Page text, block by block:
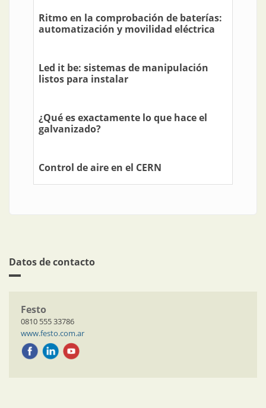
Ritmo en la comprobación de baterías:
automatización y movilidad eléctrica
Led it be: sistemas de manipulación
listos para instalar
¿Qué es exactamente lo que hace el
galvanizado?
Control de aire en el CERN
Datos de contacto
Festo
0810 555 33786
www.festo.com.ar